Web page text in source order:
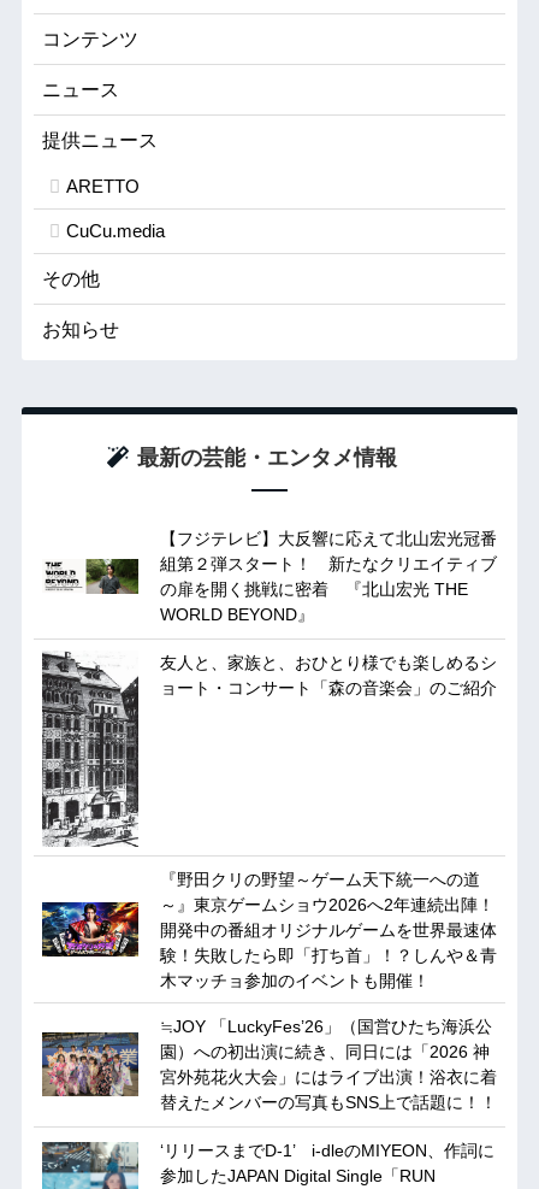
コンテンツ
ニュース
提供ニュース
ARETTO
CuCu.media
その他
お知らせ
最新の芸能・エンタメ情報
【フジテレビ】大反響に応えて北山宏光冠番
組第２弾スタート！ 新たなクリエイティブ
の扉を開く挑戦に密着 『北山宏光 THE
WORLD BEYOND』
友人と、家族と、おひとり様でも楽しめるシ
ョート・コンサート「森の音楽会」のご紹介
『野田クリの野望～ゲーム天下統一への道
～』東京ゲームショウ2026へ2年連続出陣！
開発中の番組オリジナルゲームを世界最速体
験！失敗したら即「打ち首」！？しんや＆青
木マッチョ参加のイベントも開催！
≒JOY 「LuckyFes’26」（国営ひたち海浜公
園）への初出演に続き、同日には「2026 神
宮外苑花火大会」にはライブ出演！浴衣に着
替えたメンバーの写真もSNS上で話題に！！
‘リリースまでD-1’ i-dleのMIYEON、作詞に
参加したJAPAN Digital Single「RUN